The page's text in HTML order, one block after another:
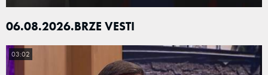
06.08.2026.BRZE VESTI
03:02